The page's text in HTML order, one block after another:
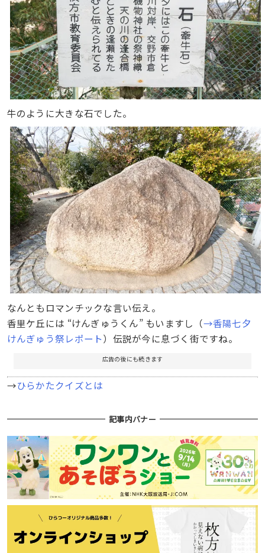
牛のように大きな石でした。
なんともロマンチックな言い伝え。
香里ケ丘には “けんぎゅうくん” もいますし（→香陽七夕
けんぎゅう祭レポート）伝説が今に息づく街ですね。
広告の後にも続きます
→ひらかたクイズとは
記事内バナー